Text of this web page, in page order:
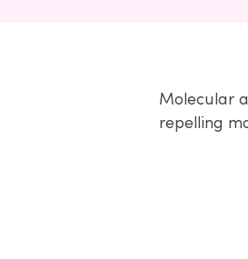
Molecular
repelling